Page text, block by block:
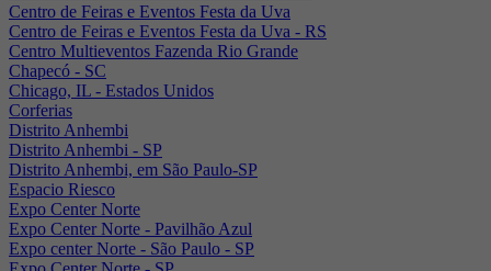
Centro de Feiras e Eventos Festa da Uva
Centro de Feiras e Eventos Festa da Uva - RS
Centro Multieventos Fazenda Rio Grande
Chapecó - SC
Chicago, IL - Estados Unidos
Corferias
Distrito Anhembi
Distrito Anhembi - SP
Distrito Anhembi, em São Paulo-SP
Espacio Riesco
Expo Center Norte
Expo Center Norte - Pavilhão Azul
Expo center Norte - São Paulo - SP